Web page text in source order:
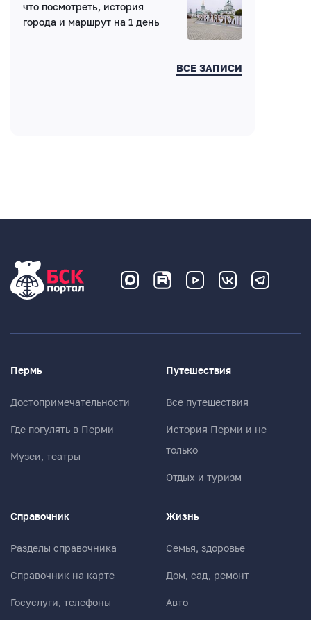
что посмотреть, история
города и маршрут на 1 день
ВСЕ ЗАПИСИ
Пермь
Достопримечательности
Где погулять в Перми
Музеи, театры
Путешествия
Все путешествия
История Перми и не
только
Отдых и туризм
Справочник
Разделы справочника
Справочник на карте
Госуслуги, телефоны
Жизнь
Семья, здоровье
Дом, сад, ремонт
Авто